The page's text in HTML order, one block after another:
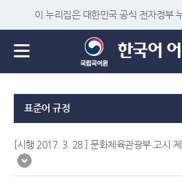
이 누리집은 대한민국 공식 전자정부
표준어 규정
[시행 2017. 3. 28.] 문화체육관광부 고시